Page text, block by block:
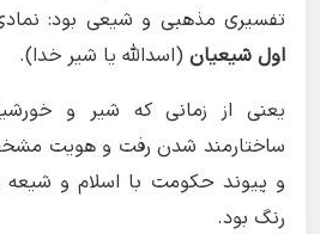
تفسیری مذهبی و شیعی بود:
اول شیعیان (اسدالله یا شیر خدا).
یعنی از زمانی که شیر و
ساختارمند شدن رفت و هویت
و پیوند حکومت با اسلام و شیعه
رنگ بود.